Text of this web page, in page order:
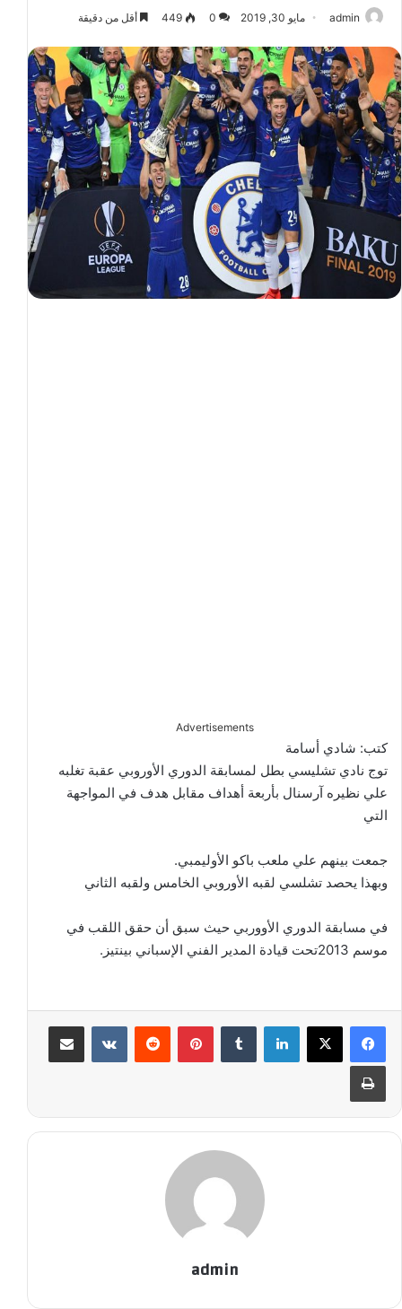
admin مايو 30, 2019 0
449 أقل من دقيقة
Advertisements
كتب: شادي أسامة
توج نادي تشليسي بطل لمسابقة الدوري الأوروبي عقبة تغلبه
علي نظيره آرسنال بأربعة أهداف مقابل هدف في المواجهة
التي
جمعت بينهم علي ملعب باكو الأوليمبي.
وبهذا يحصد تشلسي لقبه الأوروبي الخامس ولقبه الثاني
في مسابقة الدوري الأووربي حيث سبق أن حقق اللقب في
موسم 2013تحت قيادة المدير الفني الإسباني بينتيز.
لينكدإن بينتيريست
admin